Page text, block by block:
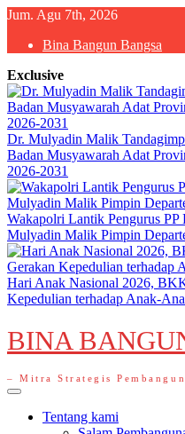
Skip
content
Jum. Agu 7th, 2026
Bina Bangun Bangsa
Exclusive
Dr. Mulyadin Malik
Badan Musyawarah Adat
2026-2031
Wakapolri Lantik Pengurus
Mulyadin Malik Pimpin
Hari Anak Nasional 2026,
Kepedulian terhadap Anak-
BINA
– Mitra Strategis
Primary
Tentang kami